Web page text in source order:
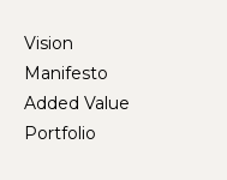
Vision
Manifesto
Added Value
Portfolio